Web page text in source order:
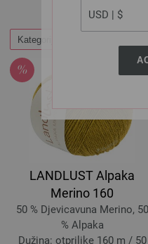
Kategorije
LANDLUST Alpaka
Merino 160
50 % Djevicavuna Merino, 50
% Alpaka
Dužina: otprilike 160 m / 50